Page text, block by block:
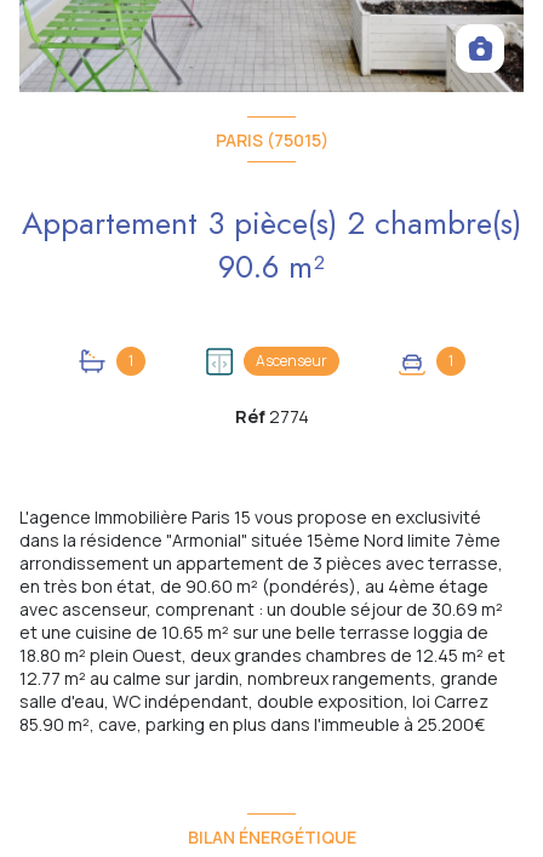
PARIS (75015)
Appartement 3 pièce(s) 2 chambre(s)
90.6 m²
1 Ascenseur 1
Réf2774
L'agence Immobilière Paris 15 vous propose en exclusivité
dans la résidence "Armonial" située 15ème Nord limite 7ème
arrondissement un appartement de 3 pièces avec terrasse,
en très bon état, de 90.60 m² (pondérés), au 4ème étage
avec ascenseur, comprenant : un double séjour de 30.69 m²
et une cuisine de 10.65 m² sur une belle terrasse loggia de
18.80 m² plein Ouest, deux grandes chambres de 12.45 m² et
12.77 m² au calme sur jardin, nombreux rangements, grande
salle d'eau, WC indépendant, double exposition, loi Carrez
85.90 m², cave, parking en plus dans l'immeuble à 25.200€
BILAN ÉNERGÉTIQUE